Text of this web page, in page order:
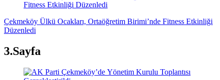
Çekmeköy Ülkü Ocakları, Ortaöğretim Birimi’nde Fitness Etkinliği
Düzenledi
3.Sayfa